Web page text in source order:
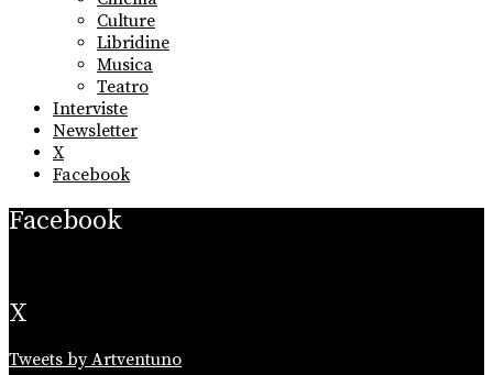
Culture
Libridine
Musica
Teatro
Interviste
Newsletter
X
Facebook
Facebook
X
Tweets by Artventuno